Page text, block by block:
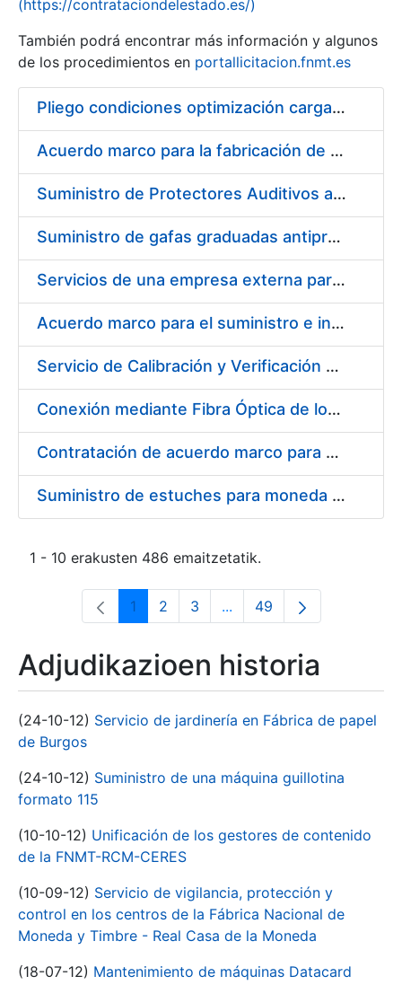
Erakutsi/Ezkutatu
(https://contrataciondelestado.es/)
También podrá encontrar más información y algunos
de los procedimientos en portallicitacion.fnmt.es
Pliego condiciones optimización cargas compras firmado
Acuerdo marco para la fabricación de piezas
Suministro de Protectores Auditivos a medida para las personas trabajadoras de los Centros de Trabajo de Madrid y Burgos
Suministro de gafas graduadas antiproyecciones para los trabajadores de la FNMT-RCM en los centros de trabajo de Madrid y Burgos
Servicios de una empresa externa para el asesoramiento y resolución de los recursos de alzada que se presentan relacionados con procesos de selección para la FNMT-RCM
Acuerdo marco para el suministro e instalación de persianas, estores y otros complementos
Servicio de Calibración y Verificación Externa de los Equipos de Medición del Servicio de Prevención de la FNMT-RCM
Conexión mediante Fibra Óptica de los Centros de Proceso de Datos (CPDs) de las sedes de la FNMT-RCM de Burgos y Madrid
Contratación de acuerdo marco para el Suministro de Material de Electricidad para la Fábrica Nacional de Moneda y Timbre-Real Casa de la Moneda en su centro de trabajo de Burgos
Suministro de estuches para moneda de 30 €
1 - 10 erakusten 486 emaitzetatik.
Orrialdea
1 Orrialdea
2 Orrialdea
3 ...Intermediate Pages Use
Orrialdea
49
Adjudikazioen historia
(24-10-12) Servicio de jardinería en Fábrica de papel
de Burgos
(24-10-12) Suministro de una máquina guillotina
formato 115
(10-10-12) Unificación de los gestores de contenido
de la FNMT-RCM-CERES
(10-09-12) Servicio de vigilancia, protección y
control en los centros de la Fábrica Nacional de
Moneda y Timbre - Real Casa de la Moneda
(18-07-12) Mantenimiento de máquinas Datacard